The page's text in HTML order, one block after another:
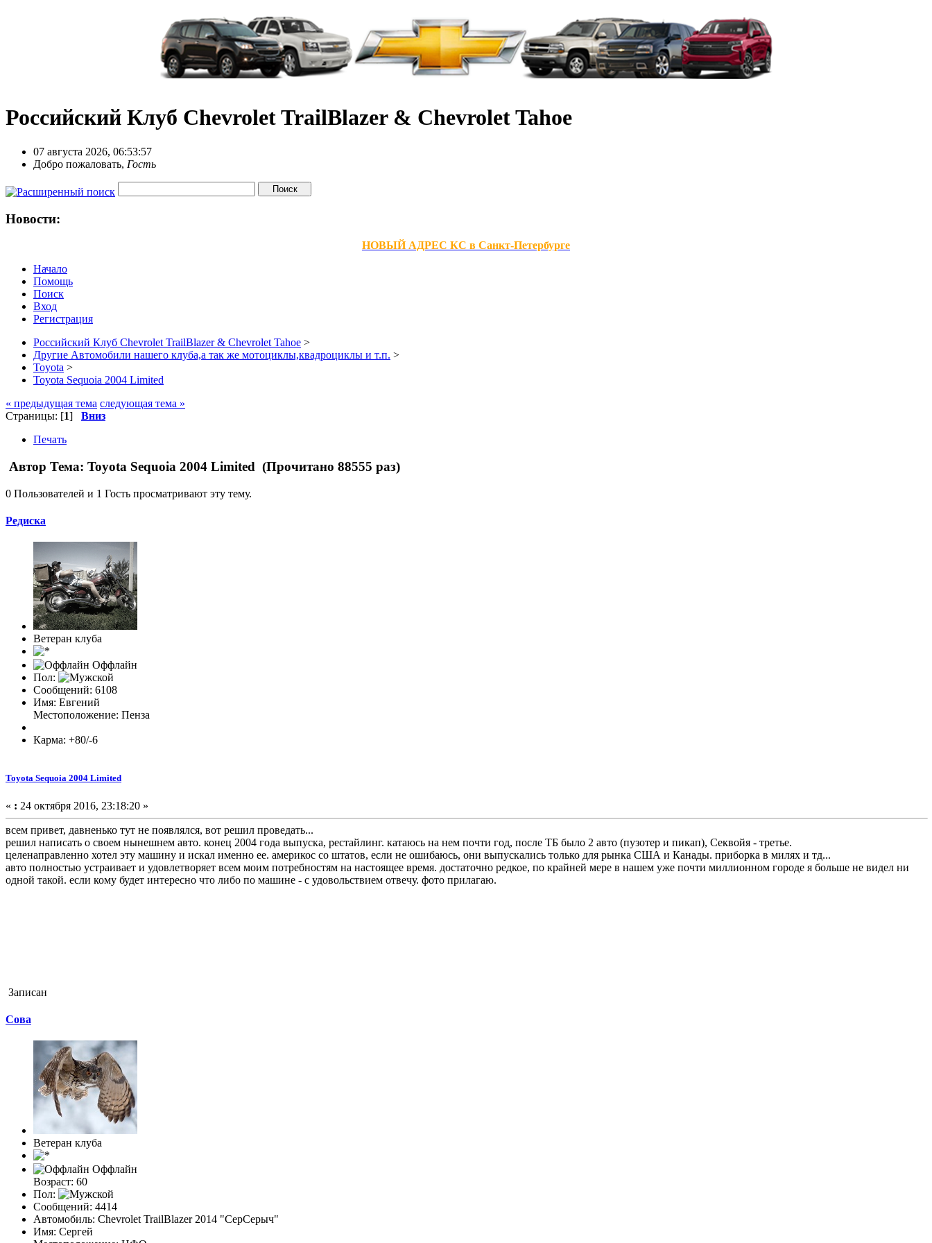
Российский Клуб Chevrolet TrailBlazer & Chevrolet Tahoe
07 августа 2026, 06:53:57
Добро пожаловать, Гость
Новости:
НОВЫЙ АДРЕС КС в Санкт-Петербурге
Начало
Помощь
Поиск
Вход
Регистрация
Российский Клуб Chevrolet TrailBlazer & Chevrolet Tahoe >
Другие Автомобили нашего клуба,а так же мотоциклы,квадроциклы и т.п. >
Toyota >
Toyota Sequoia 2004 Limited
« предыдущая тема следующая тема »
Страницы: [1] Вниз
Печать
Автор Тема: Toyota Sequoia 2004 Limited (Прочитано 88555 раз)
0 Пользователей и 1 Гость просматривают эту тему.
Редиска
Ветеран клуба
Оффлайн
Пол:
Сообщений: 6108
Имя: Евгений
Местоположение: Пенза
Карма: +80/-6
Toyota Sequoia 2004 Limited
« : 24 октября 2016, 23:18:20 »
всем привет, давненько тут не появлялся, вот решил проведать...
решил написать о своем нынешнем авто. конец 2004 года выпуска, рестайлинг. катаюсь на нем почти год, после ТБ было 2 авто (пузотер и пикап), Секвойя - третье.
целенаправленно хотел эту машину и искал именно ее. америкос со штатов, если не ошибаюсь, они выпускались только для рынка США и Канады. приборка в милях и тд...
авто полностью устраивает и удовлетворяет всем моим потребностям на настоящее время. достаточно редкое, по крайней мере в нашем уже почти миллионном городе я больше не видел ни
одной такой. если кому будет интересно что либо по машине - с удовольствием отвечу. фото прилагаю.
Записан
Cова
Ветеран клуба
Оффлайн
Возраст: 60
Пол:
Сообщений: 4414
Автомобиль: Chevrolet TrailBlazer 2014 "СерСерыч"
Имя: Сергей